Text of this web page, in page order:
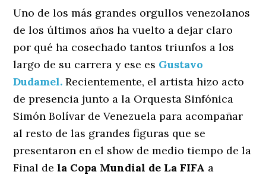
Uno de los más grandes orgullos venezolanos
de los últimos años ha vuelto a dejar claro
por qué ha cosechado tantos triunfos a los
largo de su carrera y ese es Gustavo
Dudamel. Recientemente, el artista hizo acto
de presencia junto a la Orquesta Sinfónica
Simón Bolívar de Venezuela para acompañar
al resto de las grandes figuras que se
presentaron en el show de medio tiempo de la
Final dela Copa Mundial de La FIFA a